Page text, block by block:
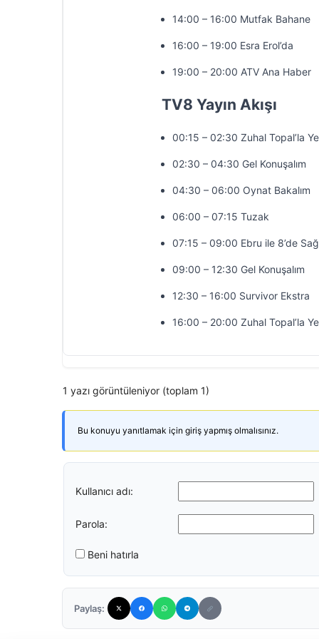
14:00 – 16:00 Mutfak Bahane
16:00 – 19:00 Esra Erol’da
19:00 – 20:00 ATV Ana Haber
TV8 Yayın Akışı
00:15 – 02:30 Zuhal Topal’la
02:30 – 04:30 Gel Konuşalım
04:30 – 06:00 Oynat Bakalım
06:00 – 07:15 Tuzak
07:15 – 09:00 Ebru ile 8’de
09:00 – 12:30 Gel Konuşalım
12:30 – 16:00 Survivor Ekstra
16:00 – 20:00 Zuhal Topal’la
1 yazı görüntüleniyor (toplam 1)
Bu konuyu yanıtlamak için giriş yapmış olmalısınız.
Kullanıcı adı:
Parola:
Beni hatırla
Paylaş: